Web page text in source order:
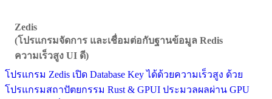
Zedis
(โปรแกรมจัดการ และเชื่อมต่อกับฐานข้อมูล Redis
ความเร็วสูง UI ดี)
โปรแกรม Zedis เปิด Database Key ได้ด้วยความเร็วสูง ด้วย
โปรแกรมสถาปัตยกรรม Rust & GPUI ประมวลผลผ่าน GPU